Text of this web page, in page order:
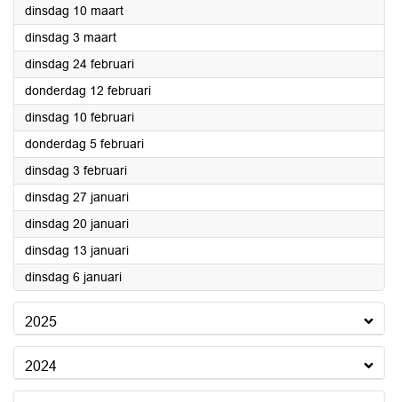
dinsdag 10 maart2026
dinsdag 3 maart2026
dinsdag 24 februari2026
donderdag 12 februari2026
dinsdag 10 februari2026
donderdag 5 februari2026
dinsdag 3 februari2026
dinsdag 27 januari2026
dinsdag 20 januari2026
dinsdag 13 januari2026
dinsdag 6 januari2026
2025
2024